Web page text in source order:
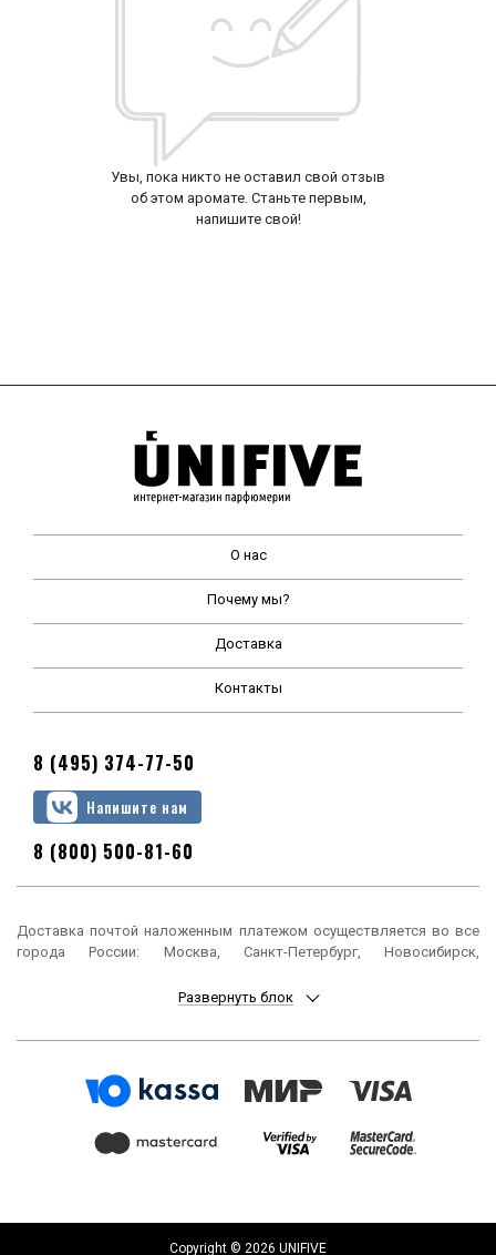
Увы, пока никто не оставил свой отзыв
об этом аромате. Станьте первым,
напишите свой!
О нас
Почему мы?
Доставка
Контакты
8 (495) 374-77-50
Напишите нам
8 (800) 500-81-60
Доставка почтой наложенным платежом осуществляется во все
города России: Москва, Санкт-Петербург, Новосибирск,
Ростов-на-Дону, Уфа, Красноярск, Пермь, Воронеж, Волгоград,
Ульяновск, Иркутск, Хабаровск, Ярославль, Владивосток, Томск,
Челны, Пенза, Липецк, Киров, Чебоксары, Тула, Калининград,
Балашиха, Курск, Ставрополь, Улан-Удэ, Тверь, Магнитогорск,
Архангельск, Чита, Калуга, Симферополь, Смоленск, Волжский,
Комсомольск-на-Амуре, Химки, Сыктывкар, Нижнекамск, Шахты,
Дзержинск, Братск, Орск, Ангарск, Энгельс, Благовещенск, Старый
Развернуть блок
Copyright © 2026 UNIFIVE